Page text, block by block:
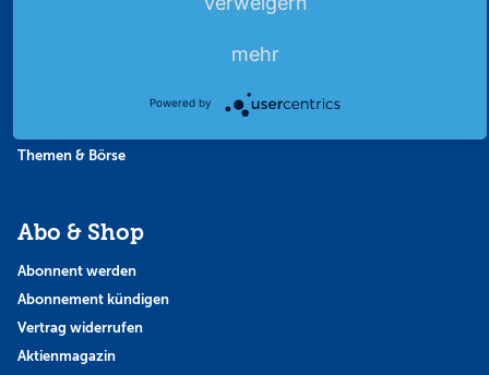
Themen & Börse
Abo & Shop
Abonnent werden
Abonnement kündigen
Vertrag widerrufen
Aktienmagazin
mehr
Powered by